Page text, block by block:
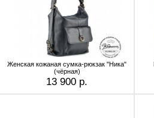
Женская кожаная сумка-рюкзак "Ника"
(чёрная)
13 900 р.